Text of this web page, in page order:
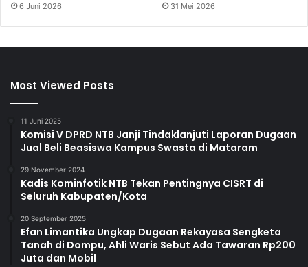
6 Juni 2026 31 Mei 2026
Most Viewed Posts
11 Juni 2025
Komisi V DPRD NTB Janji Tindaklanjuti Laporan Dugaan
Jual Beli Beasiswa Kampus Swasta di Mataram
29 November 2024
Kadis Kominfotik NTB Tekan Pentingnya CISRT di
Seluruh Kabupaten/Kota
20 September 2025
Efan Limantika Ungkap Dugaan Rekayasa Sengketa
Tanah di Dompu, Ahli Waris Sebut Ada Tawaran Rp200
Juta dan Mobil